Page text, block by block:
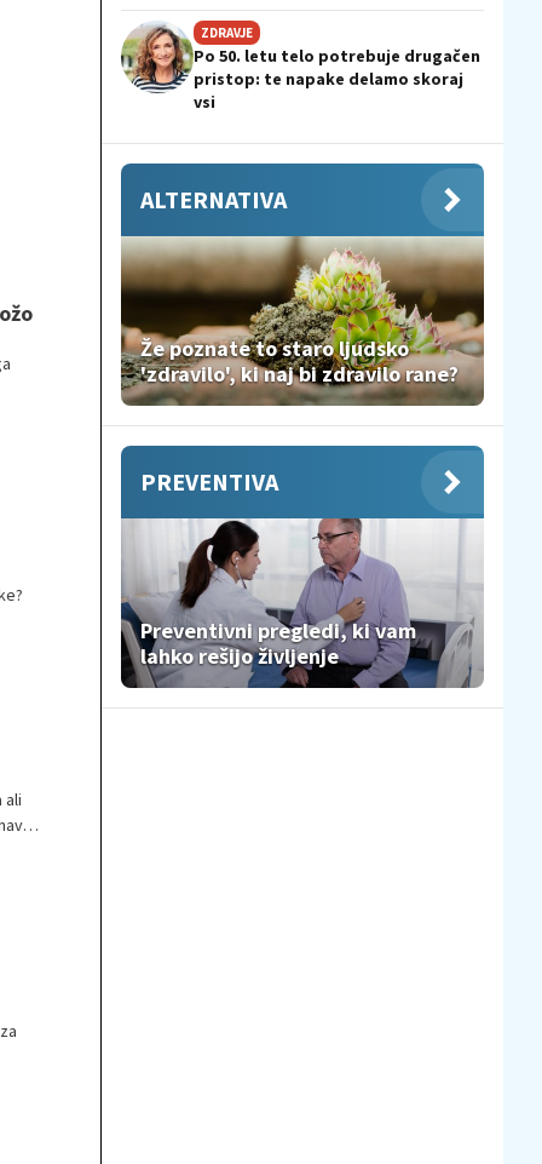
ali
ZDRAVJE
Po 50. letu telo potrebuje drugačen
pristop: te napake delamo skoraj
vsi
ALTERNATIVA
Že poznate to staro ljudsko
'zdravilo', ki naj bi zdravilo rane?
PREVENTIVA
Preventivni pregledi, ki vam
lahko rešijo življenje